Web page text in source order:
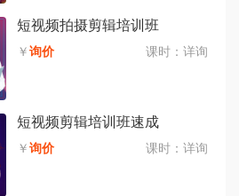
短视频拍摄剪辑培训班
￥询价 课时： 详询
短视频剪辑培训班速成
￥询价 课时： 详询